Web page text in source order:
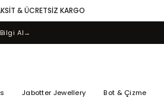
& ÜCRETSİZ KARGO
Al→
Jabotter Jewellery Bot & Çizme